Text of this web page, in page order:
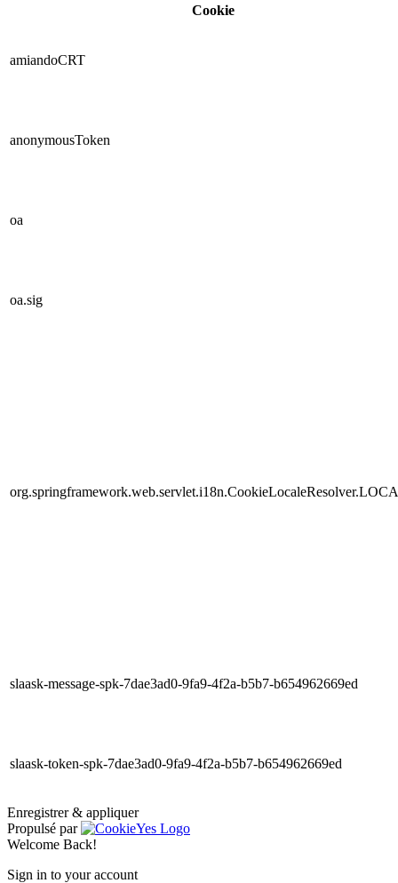
Cookie
amiandoCRT
anonymousToken
oa
oa.sig
slaask-message-spk-7dae3ad0-9fa9-4f2a-b5b7-b654962669ed
slaask-token-spk-7dae3ad0-9fa9-4f2a-b5b7-b654962669ed
Enregistrer & appliquer
Propulsé par
Welcome Back!
Sign in to your account